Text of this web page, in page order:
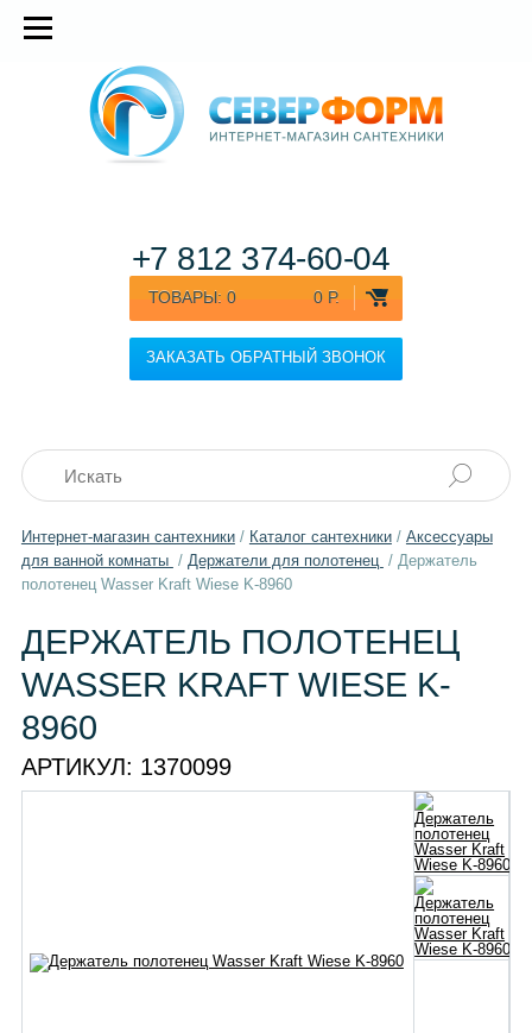
ТОВАРЫ: 0 0 Р.
ЗАКАЗАТЬ ОБРАТНЫЙ ЗВОНОК
+7 812 374-60-04
Интернет-магазин сантехники/ Каталог сантехники/ Aксессуары
для ванной комнаты / Держатели для полотенец / Держатель
полотенец Wasser Kraft Wiese K-8960
ДЕРЖАТЕЛЬ ПОЛОТЕНЕЦ
WASSER KRAFT WIESE K-
8960
АРТИКУЛ: 1370099